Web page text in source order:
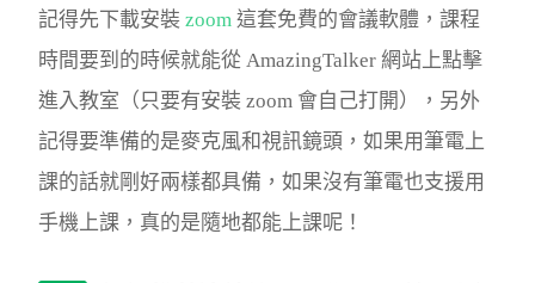
記得先下載安裝 zoom 這套免費的會議軟體，課程
時間要到的時候就能從 AmazingTalker 網站上點擊
進入教室（只要有安裝 zoom 會自己打開），另外
記得要準備的是麥克風和視訊鏡頭，如果用筆電上
課的話就剛好兩樣都具備，如果沒有筆電也支援用
手機上課，真的是隨地都能上課呢！